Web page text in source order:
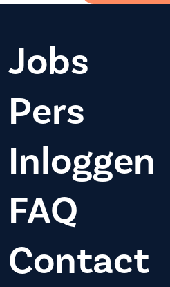
Jobs
Pers
Inloggen
FAQ
Contact